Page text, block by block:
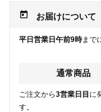
today お届けについて
平日営業日午前9時まで
通常商品
ご注文から3営業日目 に
す。